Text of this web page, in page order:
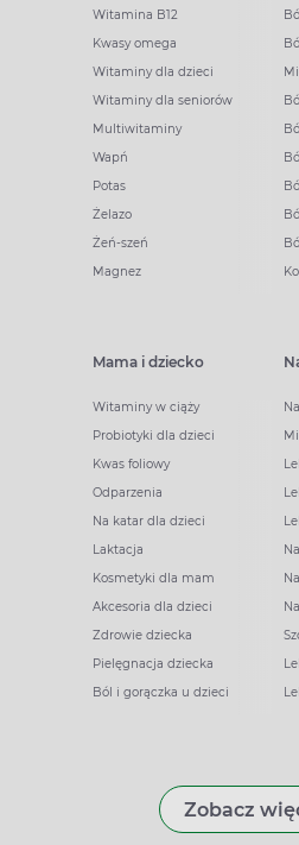
Witamina B12
Kwasy omega
Witaminy dla dzieci
Witaminy dla seniorów
Multiwitaminy
Wapń
Potas
Żelazo
Żeń-szeń
Magnez
Mama i dziecko
Witaminy w ciąży
Probiotyki dla dzieci
Kwas foliowy
Odparzenia
Na katar dla dzieci
Laktacja
Kosmetyki dla mam
Akcesoria dla dzieci
Zdrowie dziecka
Pielęgnacja dziecka
Ból i gorączka u dzieci
Zobacz